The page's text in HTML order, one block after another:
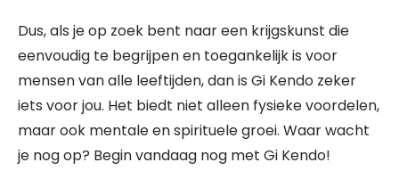
Dus, als je op zoek bent naar een krijgskunst die
eenvoudig te begrijpen en toegankelijk is voor
mensen van alle leeftijden, dan is Gi Kendo zeker
iets voor jou. Het biedt niet alleen fysieke voordelen,
maar ook mentale en spirituele groei. Waar wacht
je nog op? Begin vandaag nog met Gi Kendo!